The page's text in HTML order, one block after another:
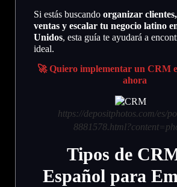
Si estás buscando organizar
ventas y escalar tu negocio latino
Unidos, esta guía te ayudará a
ideal.
🚀 Quiero implementar un CRM
ahora
https://depositphotos.com/es/
Tipos de
Español para